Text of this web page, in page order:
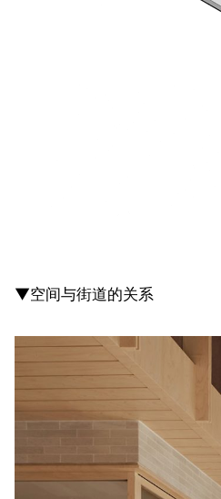
▼空间与街道的关系